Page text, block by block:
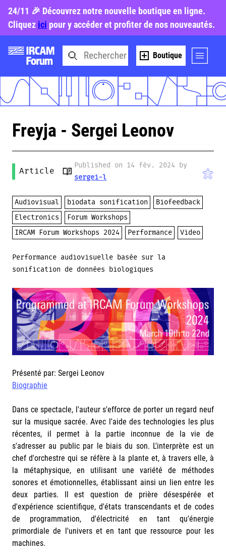
24/11 🎉 Découvrez notre nouvelle boutique en ligne.
Cliquez ici pour y accéder et profiter de nos nouveautés.
Boutique
Freyja - Sergei Leonov
Article
Published on 14 fév. 2024 by
sergei-l
Audiovisual biodata sonification
Biofeedback
Electronics
Forum Workshops
IRCAM Forum Workshops 2024
Performance Video
Performance audiovisuelle basée sur la
sonification de données biologiques
Présenté par: Sergei Leonov
Biographie
Dans ce spectacle, l'auteur s'efforce de porter un regard neuf
sur la musique sacrée. Avec l'aide des technologies les plus
récentes, il permet à la partie inconnue de la vie de
s'adresser au public par le biais du son. L'interprète est un
chef d'orchestre qui se réfère à la plante et, à travers elle, à
la métaphysique, en utilisant une variété de méthodes
sonores et émotionnelles, établissant ainsi un lien entre les
deux parties. Il est question de prière désespérée et
d'expérience scientifique, d'états transcendants et de codes
de programmation, d'électricité en tant qu'énergie
primordiale de l'univers et en tant que ressource pour les
machines.